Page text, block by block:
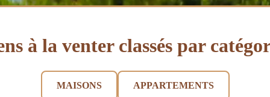
à la venter classés par
MAISONS APPARTEMENTS